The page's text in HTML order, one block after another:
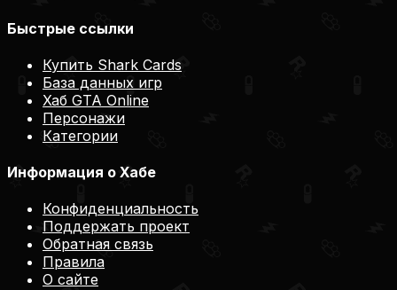
Быстрые ссылки
Купить Shark Cards
База данных игр
Хаб GTA Online
Персонажи
Категории
Информация о Хабе
Конфиденциальность
Поддержать проект
Обратная связь
Правила
О сайте